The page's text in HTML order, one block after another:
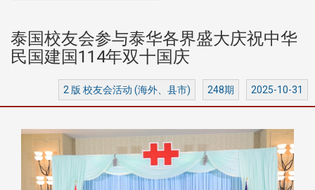
泰国校友会参与泰华各界盛大庆祝中华
民国建国114年双十国庆
2 版 校友会活动 (海外、县市) 248期 2025-10-31